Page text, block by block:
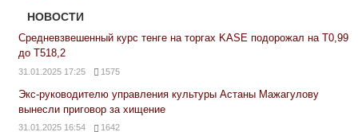
Posts
НОВОСТИ
Средневзвешенный курс тенге на торгах KASE подорожал на Т0,99
до Т518,2
31.01.2025 17:25 1575
Экс-руководителю управления культуры Астаны Мажагулову
вынесли приговор за хищение
31.01.2025 16:54 1642